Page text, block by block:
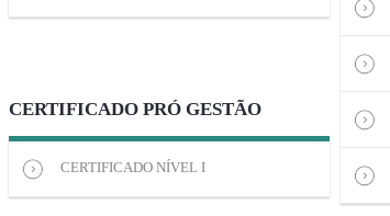
CERTIFICADO PRÓ GESTÃO
CERTIFICADO NÍVEL I